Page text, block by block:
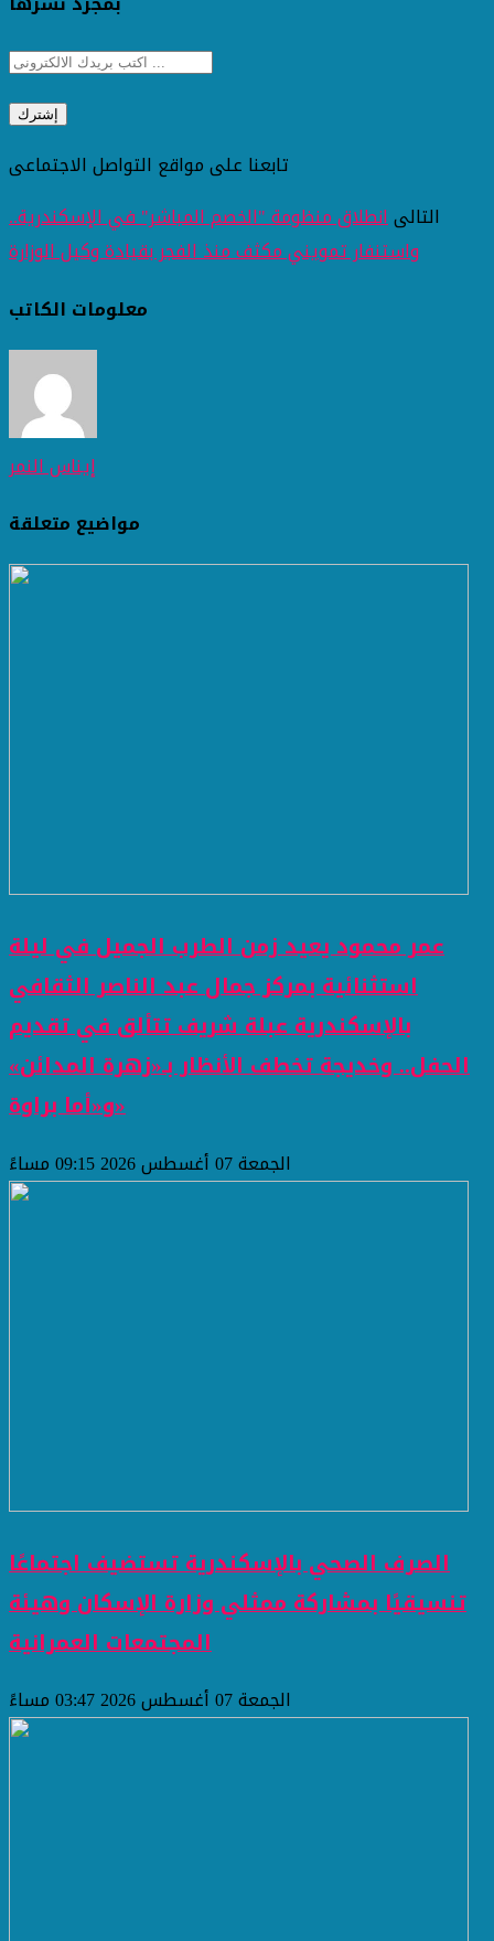
تابعنا على مواقع التواصل الاجتماعى
التالىانطلاق منظومة "الخصم المباشر" في الإسكندرية..
واستنفار تمويني مكثف منذ الفجر بقيادة وكيل الوزارة
معلومات الكاتب
إيناس النمر
مواضيع متعلقة
عمر محمود يعيد زمن الطرب الجميل في ليلة
استثنائية بمركز جمال عبد الناصر الثقافي
بالإسكندرية عبلة شريف تتألق في تقديم
الحفل.. وخديجة تخطف الأنظار بـ«زهرة المدائن»
و«أما براوة»
الجمعة 07 أغسطس 2026 09:15 مساءً
الصرف الصحي بالإسكندرية تستضيف اجتماعًا
تنسيقيًا بمشاركة ممثلي وزارة الإسكان وهيئة
المجتمعات العمرانية
الجمعة 07 أغسطس 2026 03:47 مساءً